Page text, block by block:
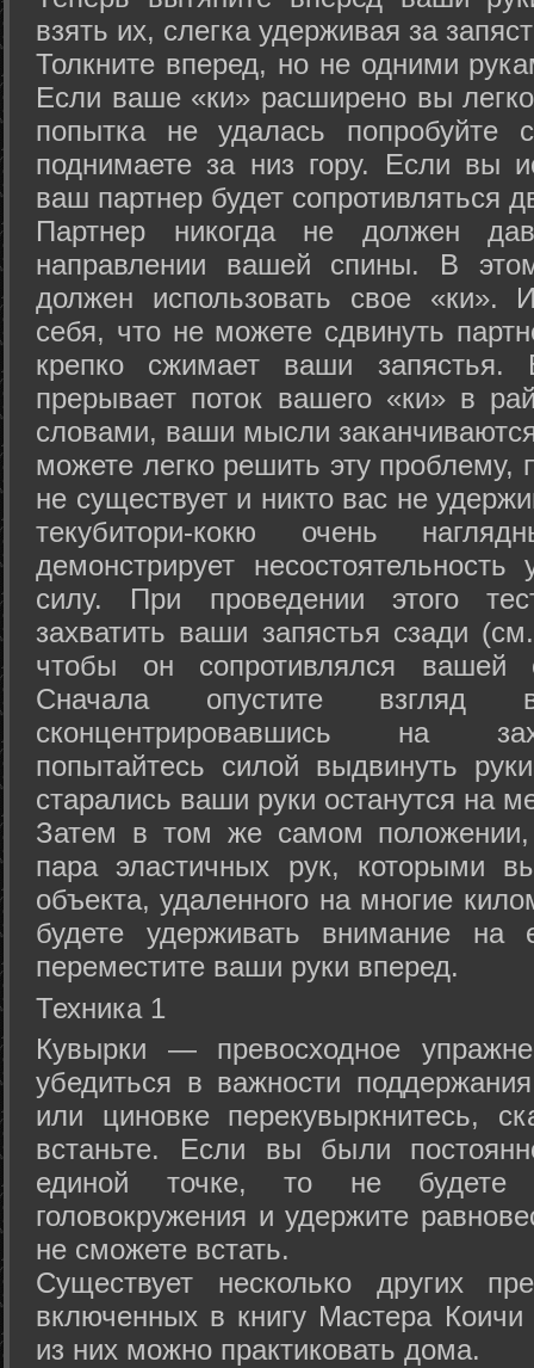
взять их, слегка удерживая за
Толкните вперед, но не одними
Если ваше «ки» расширено вы
попытка не удалась попробуйте
поднимаете за низ гору. Если вы
ваш партнер будет сопротивляться
Партнер никогда не должен
направлении вашей спины. В
должен использовать свое «ки».
себя, что не можете сдвинуть
крепко сжимает ваши запястья.
прерывает поток вашего «ки» в
словами, ваши мысли
можете легко решить эту проблему,
не существует и никто вас не
текубитори-кокю очень
демонстрирует
силу. При проведении этого
захватить ваши запястья сзади
чтобы он сопротивлялся вашей
Сначала опустите
сконцентрировавшись на
попытайтесь силой выдвинуть
старались ваши руки останутся на
Затем в том же самом положении,
пара эластичных рук, которыми
объекта, удаленного на многие
будете удерживать внимание на
переместите ваши руки вперед.
Техника 1
Кувырки — превосходное
убедиться в важности
или циновке перекувыркнитесь,
встаньте. Если вы были
единой точке, то не будете
головокружения и удержите
не сможете встать.
Существует несколько других
включенных в книгу Мастера
из них можно практиковать дома.